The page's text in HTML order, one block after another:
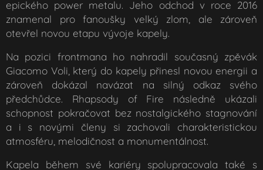
epického power metalu. Jeho odchod v roce 2016
znamenal pro fanoušky velký zlom, ale zároveň
otevřel novou etapu vývoje kapely.
Na pozici frontmana ho nahradil současný zpěvák
Giacomo Voli, který do kapely přinesl novou energii a
zároveň dokázal navázat na silný odkaz svého
předchůdce. Rhapsody of Fire následně ukázali
schopnost pokračovat bez nostalgického stagnování
a i s novými členy si zachovali charakteristickou
atmosféru, melodičnost a monumentálnost.
Kapela během své kariéry spolupracovala také s